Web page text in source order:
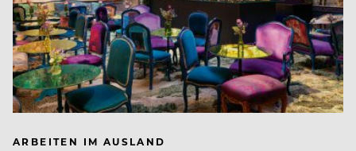
ARBEITEN IM AUSLAND